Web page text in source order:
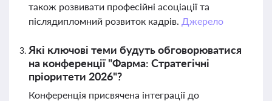
також розвивати професійні асоціації та
післядипломний розвиток кадрів. Джерело
Які ключові теми будуть обговорюватися
на конференції "Фарма: Стратегічні
пріоритети 2026"?
Конференція присвячена інтеграції до